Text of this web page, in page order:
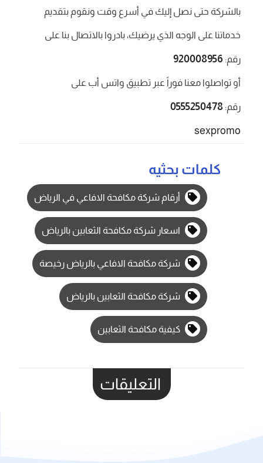
بالشركة حتى نصل إليك في أسرع وقت ونقوم بتقديم
خدماتنا على الوجه الذي يرضيك، بادروا بالاتصال بنا على
رقم: 920008956
أو تواصلوا معنا فوراً عبر تطبيق واتس أب على
رقم: 0555250478
sexpromo
كلمات بحثيه
أرقام شركة مكافحة الافاعي في الرياض
اسعار شركة مكافحة الثعابين بالرياض
شركة مكافحة الافاعي بالرياض رخيصة
شركة مكافحة الثعابين بالرياض
كيفية مكافحة الثعابين
التعليقات